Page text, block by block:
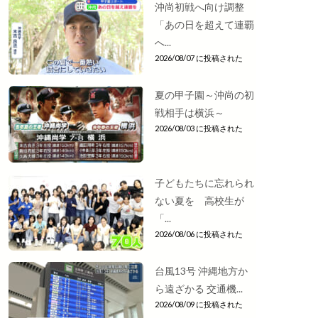
沖尚初戦へ向け調整
「あの日を超えて連覇
へ...
2026/08/07 に投稿された
夏の甲子園～沖尚の初
戦相手は横浜～
2026/08/03 に投稿された
子どもたちに忘れられ
ない夏を 高校生が
「...
2026/08/06 に投稿された
台風13号 沖縄地方か
ら遠ざかる 交通機...
2026/08/09 に投稿された